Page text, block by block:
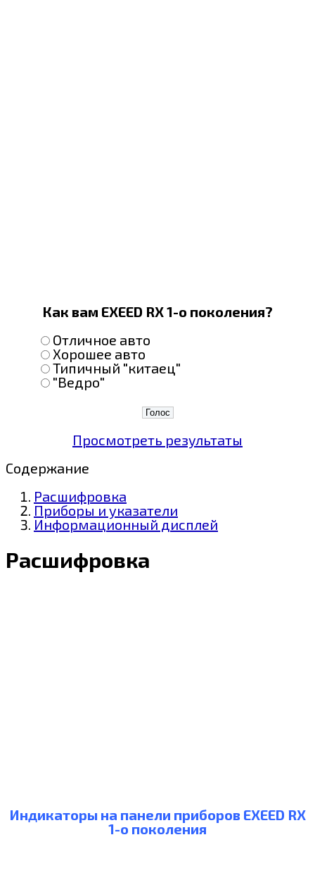
Как вам EXEED RX 1-о поколения?
Отличное авто
Хорошее авто
Типичный "китаец"
"Ведро"
Просмотреть результаты
Содержание
Расшифровка
Приборы и указатели
Информационный дисплей
Расшифровка
Индикаторы на панели приборов EXEED RX
1-о поколения